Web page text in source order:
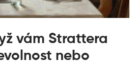
vám Strattera
nebo